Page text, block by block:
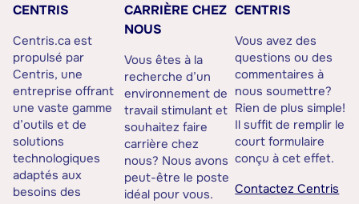
CENTRIS
Centris.ca est
propulsé par
Centris, une
entreprise offrant
une vaste gamme
d’outils et de
solutions
technologiques
adaptés aux
besoins des
CARRIÈRE CHEZ
NOUS
Vous êtes à la
recherche d’un
environnement de
travail stimulant et
souhaitez faire
carrière chez
nous? Nous avons
peut-être le poste
idéal pour vous.
CENTRIS
Vous avez des
questions ou des
commentaires à
nous soumettre?
Rien de plus simple!
Il suffit de remplir le
court formulaire
conçu à cet effet.
Contactez Centris